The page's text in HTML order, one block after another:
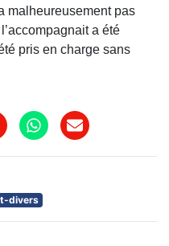
malheureusement pas
a été
pris en charge sans
divers